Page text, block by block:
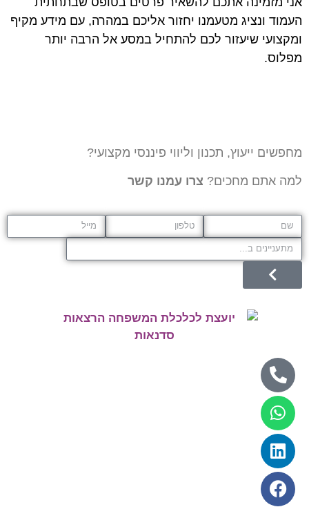
העמוד ונציג מטעמנו יחזור אליכם במהרה, עם מידע מקיף
ומקצועי שיעזור לכם להתחיל במסע אל הרבה יותר
מפלוס.
מחפשים ייעוץ, תכנון וליווי פיננסי מקצועי?
למה אתם מחכים? צרו עמנו קשר